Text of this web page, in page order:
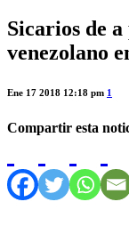
Sicarios de a
venezolano
Ene 17 2018 12:18 pm 1
Compartir esta